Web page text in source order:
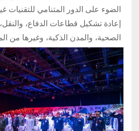
الضوء على الدور المتنامي للتقنيات
إعادة تشكيل قطاعات الدفاع،
الصحية، والمدن الذكية، وغيرها من